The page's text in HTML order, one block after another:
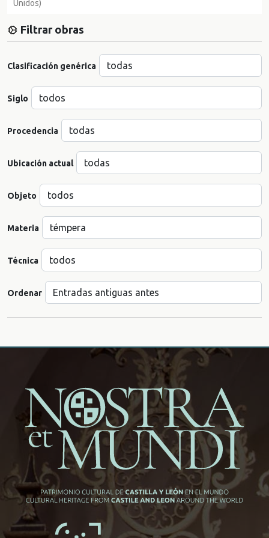
Unidos)
Filtrar obras
Clasificación genérica
Siglo
Procedencia
Ubicación actual
Objeto
Materia
Técnica
Ordenar